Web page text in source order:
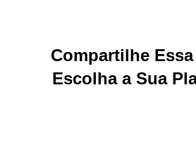
Compartilhe
Escolha a Sua